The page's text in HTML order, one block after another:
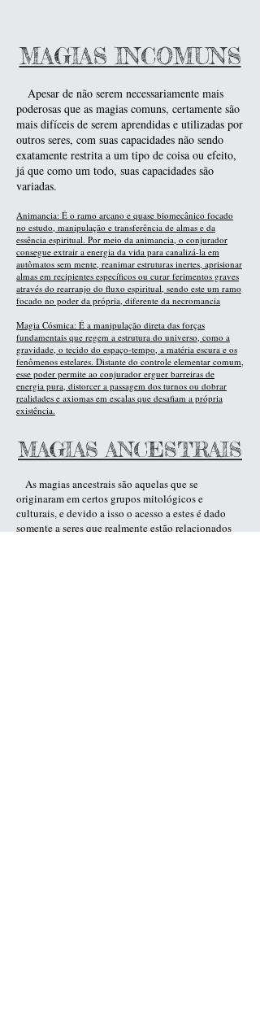
MAGIAS INCOMUNS
Apesar de não serem necessariamente mais
poderosas que as magias comuns, certamente são
mais difíceis de serem aprendidas e utilizadas por
outros seres, com suas capacidades não sendo
exatamente restrita a um tipo de coisa ou efeito,
já que como um todo, suas capacidades são
variadas.
Animancia: É o ramo arcano e quase biomecânico focado
no estudo, manipulação e transferência de almas e da
essência espiritual. Por meio da animancia, o conjurador
consegue extrair a energia da vida para canalizá-la em
autômatos sem mente, reanimar estruturas inertes, aprisionar
almas em recipientes específicos ou curar ferimentos graves
através do rearranjo do fluxo espiritual, sendo este um ramo
focado no poder da própria, diferente da necromancia
Magia Cósmica: É a manipulação direta das forças
fundamentais que regem a estrutura do universo, como a
gravidade, o tecido do espaço-tempo, a matéria escura e os
fenômenos estelares. Distante do controle elementar comum,
esse poder permite ao conjurador erguer barreiras de
energia pura, distorcer a passagem dos turnos ou dobrar
realidades e axiomas em escalas que desafiam a própria
existência.
MAGIAS ANCESTRAIS
As magias ancestrais são aquelas que se
originaram em certos grupos mitológicos e
culturais, e devido a isso o acesso a estes é dado
somente a seres que realmente estão relacionados